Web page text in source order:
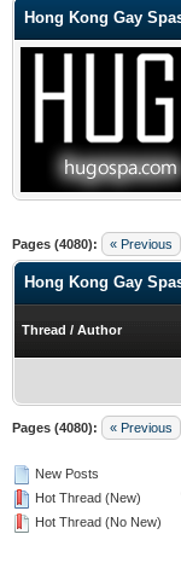
Hong Kong Gay
Pages (4080): « Previous
Hong Kong Gay
Thread / Author
Pages (4080): « Previous
New Posts
Hot Thread (New)
Hot Thread (No New)